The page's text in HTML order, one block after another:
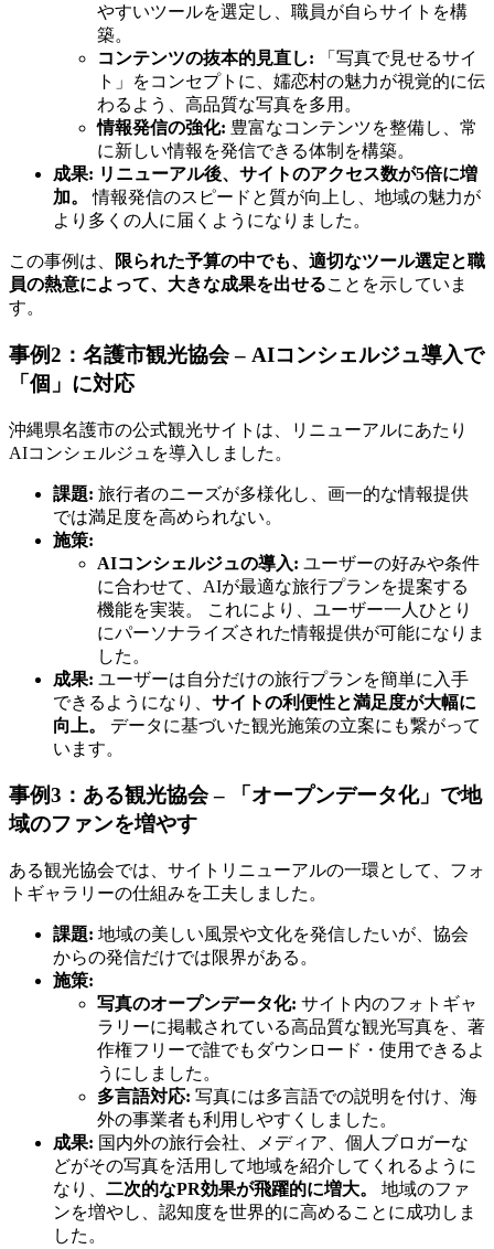
やすいツールを選定し、職員が自らサイトを構
築。
コンテンツの抜本的見直し: 「写真で見せるサイ
ト」をコンセプトに、嬬恋村の魅力が視覚的に伝
わるよう、高品質な写真を多用。
情報発信の強化: 豊富なコンテンツを整備し、常
に新しい情報を発信できる体制を構築。
成果: リニューアル後、サイトのアクセス数が5倍に増
加。
情報発信のスピードと質が向上し、地域の魅力が
より多くの人に届くようになりました。
この事例は、
限られた予算の中でも、適切なツール選定と職
員の熱意によって、大きな成果を出せることを示していま
す。
事例2：名護市観光協会 – AIコンシェルジュ導入で
「個」に対応
沖縄県名護市の公式観光サイトは、リニューアルにあたり
AIコンシェルジュを導入しました。
課題: 旅行者のニーズが多様化し、画一的な情報提供
では満足度を高められない。
施策:
AIコンシェルジュの導入: ユーザーの好みや条件
に合わせて、AIが最適な旅行プランを提案する
機能を実装。 これにより、ユーザー一人ひとり
にパーソナライズされた情報提供が可能になりま
した。
成果: ユーザーは自分だけの旅行プランを簡単に入手
できるようになり、 サイトの利便性と満足度が大幅に
向上。
データに基づいた観光施策の立案にも繋がって
います。
事例3：ある観光協会 – 「オープンデータ化」で地
域のファンを増やす
ある観光協会では、サイトリニューアルの一環として、フォ
トギャラリーの仕組みを工夫しました。
課題: 地域の美しい風景や文化を発信したいが、協会
からの発信だけでは限界がある。
施策:
写真のオープンデータ化: サイト内のフォトギャ
ラリーに掲載されている高品質な観光写真を、著
作権フリーで誰でもダウンロード・使用できるよ
うにしました。
多言語対応: 写真には多言語での説明を付け、海
外の事業者も利用しやすくしました。
成果: 国内外の旅行会社、メディア、個人ブロガーな
どがその写真を活用して地域を紹介してくれるように
なり、 二次的なPR効果が飛躍的に増大。
地域のファ
ンを増やし、認知度を世界的に高めることに成功しま
した。